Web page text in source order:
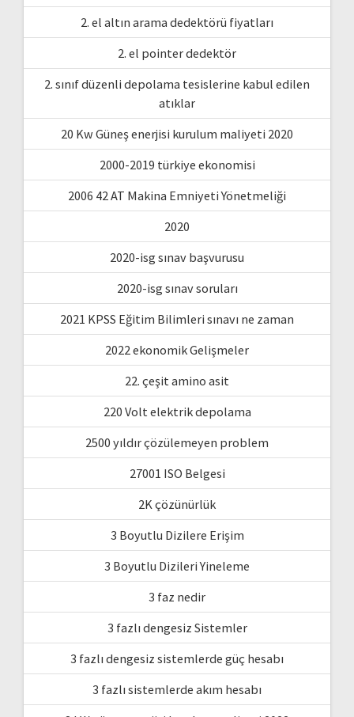
2. el altın arama dedektörü fiyatları
2. el pointer dedektör
2. sınıf düzenli depolama tesislerine kabul edilen
atıklar
20 Kw Güneş enerjisi kurulum maliyeti 2020
2000-2019 türkiye ekonomisi
2006 42 AT Makina Emniyeti Yönetmeliği
2020
2020-isg sınav başvurusu
2020-isg sınav soruları
2021 KPSS Eğitim Bilimleri sınavı ne zaman
2022 ekonomik Gelişmeler
22. çeşit amino asit
220 Volt elektrik depolama
2500 yıldır çözülemeyen problem
27001 ISO Belgesi
2K çözünürlük
3 Boyutlu Dizilere Erişim
3 Boyutlu Dizileri Yineleme
3 faz nedir
3 fazlı dengesiz Sistemler
3 fazlı dengesiz sistemlerde güç hesabı
3 fazlı sistemlerde akım hesabı